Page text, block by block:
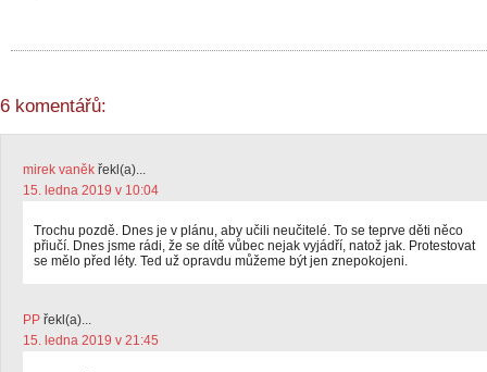
6 komentářů:
mirek vaněk řekl(a)...
15. ledna 2019 v 10:04
Trochu pozdě. Dnes je v plánu, aby učili neučitelé. To se teprve děti něco
přiučí. Dnes jsme rádi, že se dítě vůbec nejak vyjádří, natož jak. Protestovat
se mělo před léty. Ted už opravdu můžeme být jen znepokojeni.
PP řekl(a)...
15. ledna 2019 v 21:45